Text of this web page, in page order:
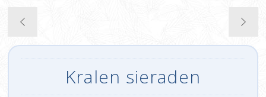
Kralen sieraden